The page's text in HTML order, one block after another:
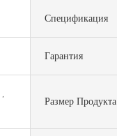
Спецификация
Гарантия
Размер Продукта